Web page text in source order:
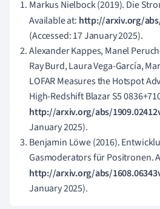
Markus Nielbock (2019). Die
Available at: http://arxiv.org/
(Accessed: 17 January 2025).
Alexander Kappes, Manel
Ray Burd, Laura Vega-García,
LOFAR Measures the Hotspot
High-Redshift Blazar S5
http://arxiv.org/abs/
January 2025).
Benjamin Löwe (2016).
Gasmoderators für Positronen.
http://arxiv.org/abs/
January 2025).